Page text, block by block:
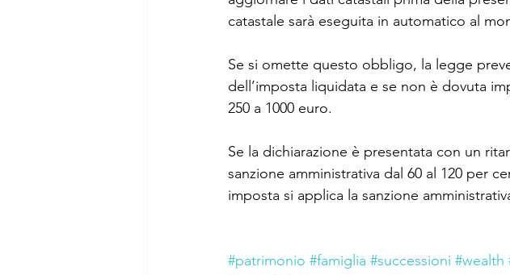
catastale sarà eseguita in automatico al
Se si omette questo obbligo, la legge
dell’imposta liquidata e se non è dovuta
250 a 1000 euro.
Se la dichiarazione è presentata con un
sanzione amministrativa dal 60 al 120 per
imposta si applica la sanzione
#patrimonio #famiglia #successioni #wealth